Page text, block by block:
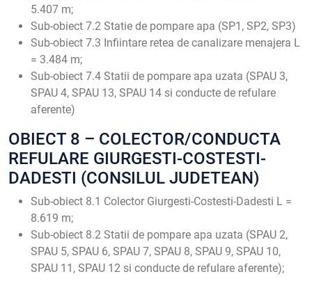
5.407 m;
Sub-obiect 7.2 Statie de pompare apa (SP1, SP2, SP3)
Sub-obiect 7.3 Infiintare retea de canalizare menajera L
= 3.484 m;
Sub-obiect 7.4 Statii de pompare apa uzata (SPAU 3,
SPAU 4, SPAU 13, SPAU 14 si conducte de refulare
aferente)
OBIECT 8 – COLECTOR/CONDUCTA
REFULARE GIURGESTI-COSTESTI-
DADESTI (CONSILUL JUDETEAN)
Sub-obiect 8.1 Colector Giurgesti-Costesti-Dadesti L =
8.619 m;
Sub-obiect 8.2 Statii de pompare apa uzata (SPAU 2,
SPAU 5, SPAU 6, SPAU 7, SPAU 8, SPAU 9, SPAU 10,
SPAU 11, SPAU 12 si conducte de refulare aferente);